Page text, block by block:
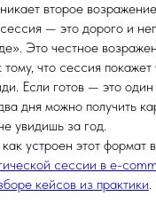
второе
— это дорого и
Это честное
что сессия покажет
Если готов — это
дня можно получить
увидишь за год.
устроен этот формат
сессии в e-
кейсов из практики.